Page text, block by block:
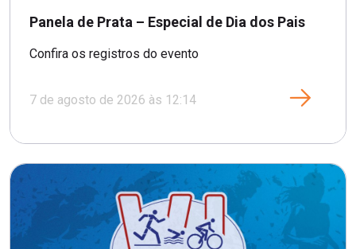
Panela de Prata – Especial de Dia dos Pais
Confira os registros do evento
7 de agosto de 2026 às 12:14